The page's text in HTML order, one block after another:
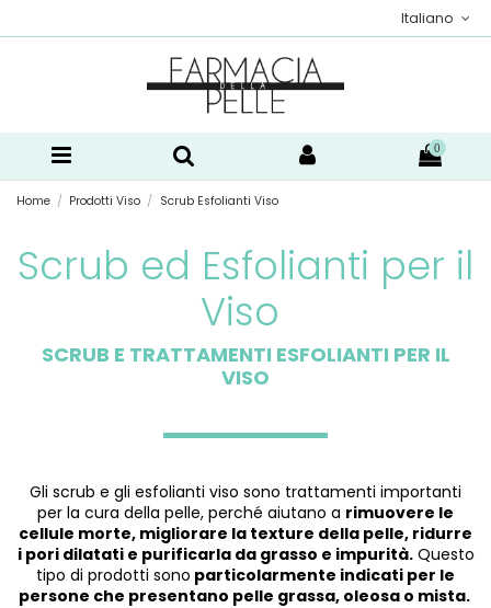
Italiano
0
Home Prodotti Viso Scrub Esfolianti Viso
Scrub ed Esfolianti per il
Viso
SCRUB E TRATTAMENTI ESFOLIANTI PER IL
VISO
Gli scrub e gli esfolianti viso sono trattamenti importanti
per la cura della pelle, perché aiutano a rimuovere le
cellule morte, migliorare la texture della pelle, ridurre
i pori dilatati e purificarla da grasso e impurità.Questo
tipo di prodotti sono particolarmente indicati per le
persone che presentano pelle grassa, oleosa o mista.